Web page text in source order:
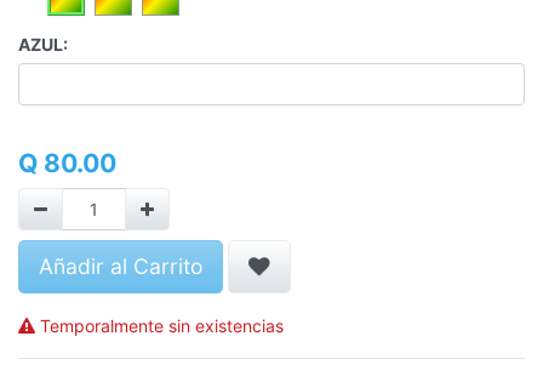
AZUL:
Q 80.00
Añadir al Carrito
Temporalmente sin existencias